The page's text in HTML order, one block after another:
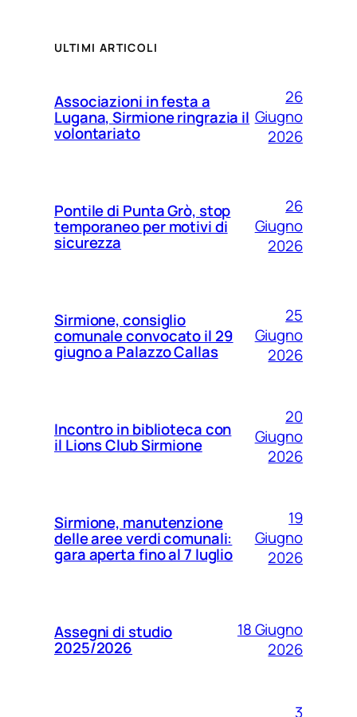
ULTIMI ARTICOLI
Associazioni in festa a
Lugana, Sirmione ringrazia il
volontariato
26
Giugno
2026
Pontile di Punta Grò, stop
temporaneo per motivi di
sicurezza
26
Giugno
2026
Sirmione, consiglio
comunale convocato il 29
giugno a Palazzo Callas
25
Giugno
2026
Incontro in biblioteca con
il Lions Club Sirmione
20
Giugno
2026
Sirmione, manutenzione
delle aree verdi comunali:
gara aperta fino al 7 luglio
19
Giugno
2026
Assegni di studio
2025/2026
18 Giugno
2026
3